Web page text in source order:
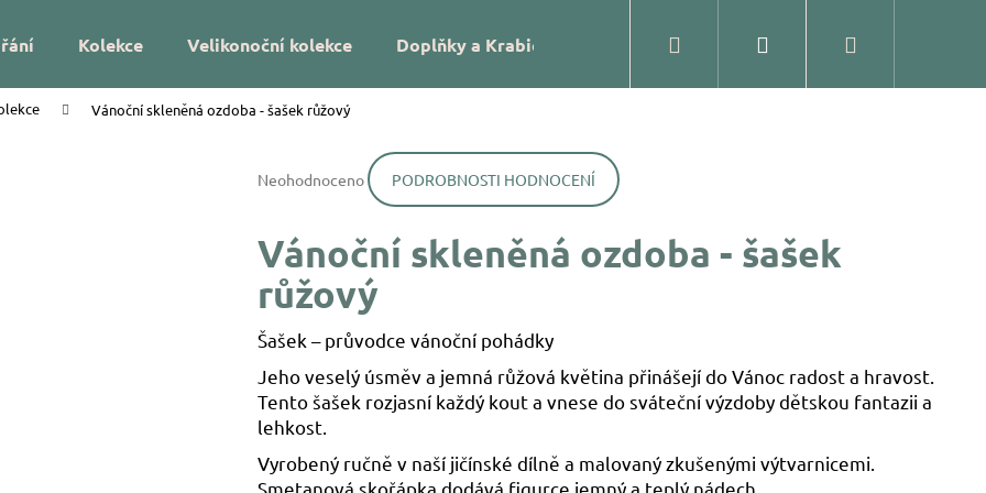
Kolekce Velikonoční kolekce Doplňky a Krabičky Prodejna Kontakty Blog
Přihlášení
Vánoční skleněná ozdoba - šašek růžový
hodnocení
0,0
5
hvězdiček.
Neohodnoceno PODROBNOSTI HODNOCENÍ
Vánoční skleněná ozdoba - šašek
růžový
Šašek – průvodce vánoční pohádky
Jeho veselý úsměv a jemná růžová květina přinášejí do Vánoc radost a hravost.
Tento šašek rozjasní každý kout a vnese do sváteční výzdoby dětskou fantazii a
lehkost.
Vyrobený ručně v naší jičínské dílně a malovaný zkušenými výtvarnicemi.
Smetanová skořápka dodává figurce jemný a teplý nádech.
Co potřebujete najít?
HLEDAT
OZDOBA SE JMÉNEM – HVĚZDIČKY
VÁNOČNÍ SKLENĚNÁ OZDOBA – KOULE
UKRYTÉ LÍSTKY